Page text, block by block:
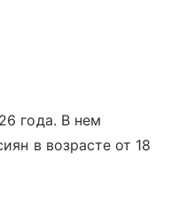
года. В нем
в возрасте от 18